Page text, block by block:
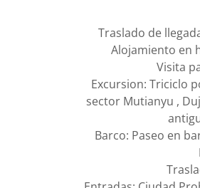
Traslado de
Alojamiento en
Visita
Excursion: Triciclo
sector Mutianyu ,
Barco: Paseo en